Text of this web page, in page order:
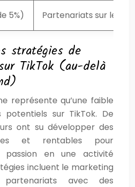
5%) Partenariats sur le
stratégies de
TikTok (au-delà
représente qu’une faible
sur TikTok. De
ont su développer des
et rentables pour
passion en une activité
incluent le marketing
partenariats avec des